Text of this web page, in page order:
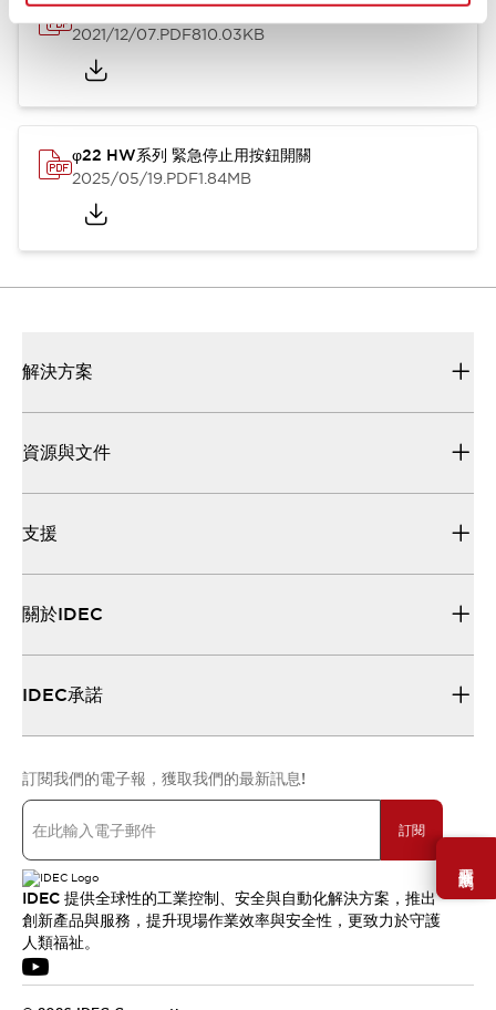
需要幫助嗎？
HW系列控制盒
2021/12/07.PDF810.03KB
φ22 HW系列 緊急停止用按鈕開關
2025/05/19.PDF1.84MB
解決方案
資源與文件
支援
關於IDEC
IDEC承諾
訂閱我們的電子報，獲取我們的最新訊息!
訂閱
IDEC 提供全球性的工業控制、安全與自動化解決方案，推出
創新產品與服務，提升現場作業效率與安全性，更致力於守護
人類福祉。